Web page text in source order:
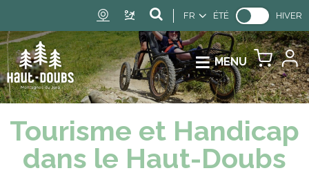
FR ÉTÉ HIVER
MENU
Tourisme et Handicap
dans le Haut-Doubs